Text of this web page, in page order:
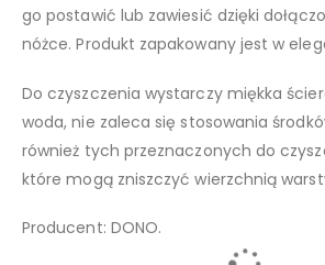
go postawić lub zawiesić dzięki
nóżce. Produkt zapakowany jest w
Do czyszczenia wystarczy miękka
woda, nie zaleca się stosowania
również tych przeznaczonych do
które mogą zniszczyć wierzchnią
Producent: DONO.